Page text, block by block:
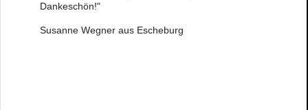
Dankeschön!"
Susanne Wegner aus Escheburg